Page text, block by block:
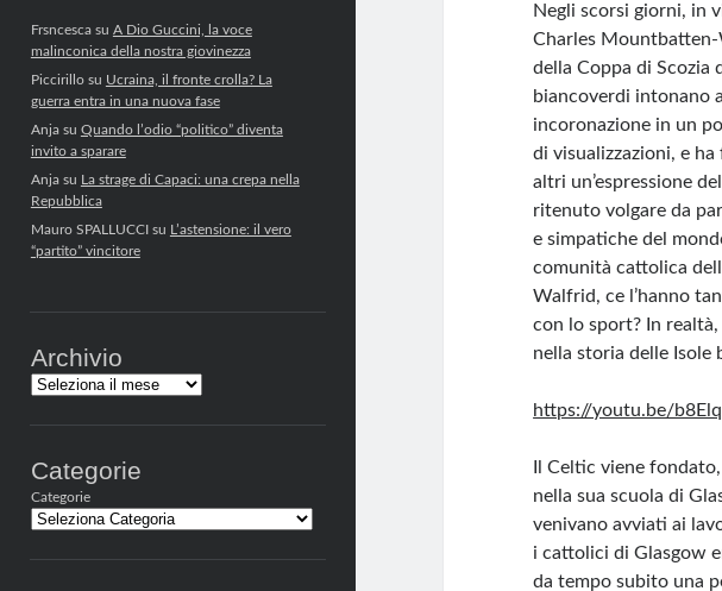
Frsncescasu A Dio Guccini, la voce
malinconica della nostra giovinezza
Piccirillosu Ucraina, il fronte crolla? La
guerra entra in una nuova fase
Anjasu Quando l’odio “politico” diventa
invito a sparare
Anjasu La strage di Capaci: una crepa nella
Repubblica
Mauro SPALLUCCIsu L’astensione: il vero
“partito” vincitore
Archivio
Archivi
Categorie
Categorie
Negli scorsi giorni, in
Charles
della Coppa di Scozia
biancoverdi intonano
incoronazione in un
di visualizzazioni, e
altri un’espressione
ritenuto volgare da
e simpatiche del
comunità cattolica
Walfrid, ce l’hanno
con lo sport? In
nella storia delle Isole
https://youtu.be/
Il Celtic viene
nella sua scuola di
venivano avviati ai
i cattolici di Glasgow
da tempo subito una